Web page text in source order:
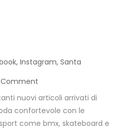
, Instagram, Santa
tanti nuovi articoli arrivati di
confortevole con le
come bmx, skateboard e